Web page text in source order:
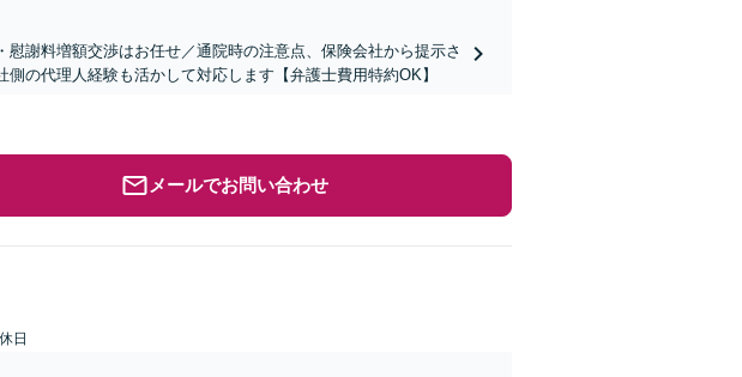
慰謝料増額交渉はお任せ／通院時の注意点、保険会社から提示さ
の代理人経験も活かして対応します【弁護士費用特約OK】
メールでお問い合わせ
日